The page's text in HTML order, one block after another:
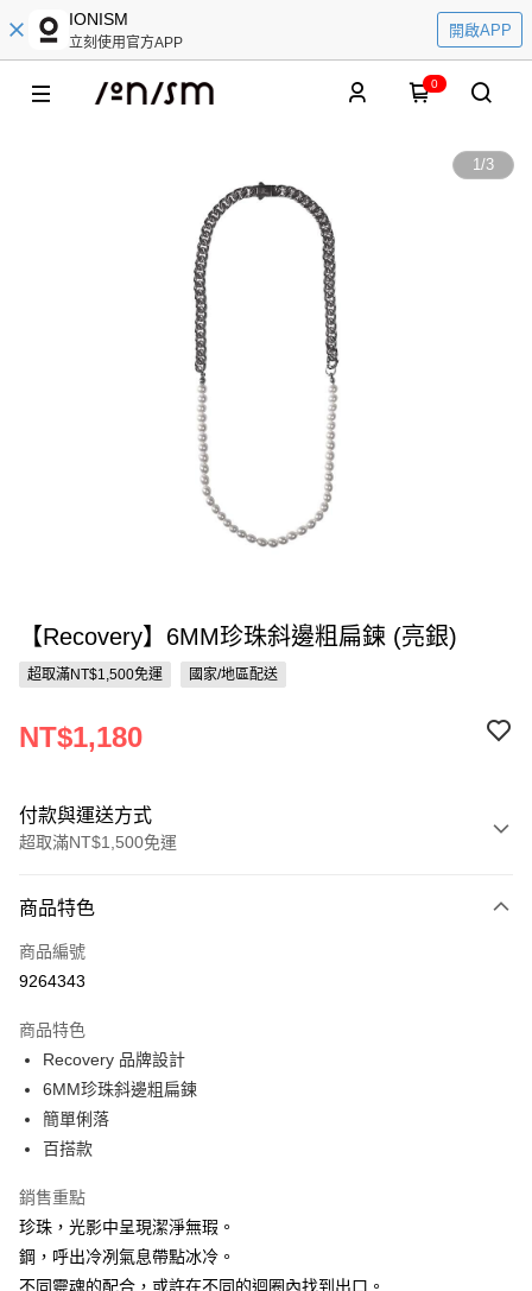
IONISM
立刻使用官方APP
開啟APP
0
1/3
【Recovery】6MM珍珠斜邊粗扁鍊 (亮銀)
超取滿NT$1,500免運 國家/地區配送
NT$1,180
付款與運送方式
超取滿NT$1,500免運
信用卡一次付款
信用卡分期付款
合作金庫商業銀行
華南商業銀行
上海商業儲蓄銀行
國泰世華商業銀行
臺灣中小企業銀行
聯邦商業銀行
元大商業銀行
台新國際商業銀行
LINE Pay
Apple Pay
悠遊付
AFTEE先享後付
商品特色
商品編號
9264343
商品特色
Recovery 品牌設計
6MM珍珠斜邊粗扁鍊
簡單俐落
百搭款
銷售重點
珍珠，光影中呈現潔淨無瑕。
鋼，呼出冷冽氣息帶點冰冷。
不同靈魂的配合，或許在不同的迴圈內找到出口。